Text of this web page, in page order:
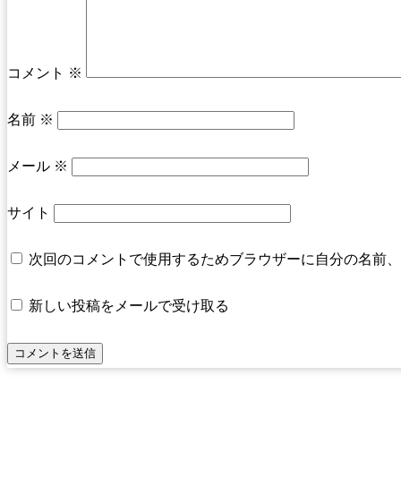
コメント ※
名前 ※
メール ※
サイト
次回のコメントで使用するためブラウザーに自分の名前
新しい投稿をメールで受け取る